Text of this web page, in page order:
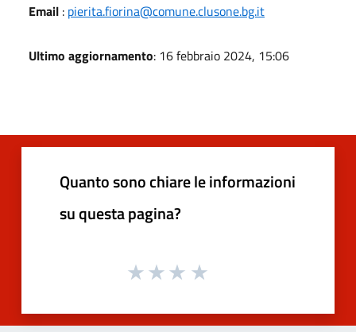
Email : pierita.fiorina@comune.clusone.bg.it
Ultimo aggiornamento: 16 febbraio 2024, 15:06
Quanto sono chiare le informazioni
su questa pagina?